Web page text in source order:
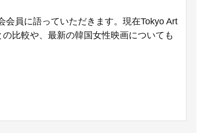
員に語っていただきます。現在Tokyo Art
比較や、最新の韓国女性映画についても